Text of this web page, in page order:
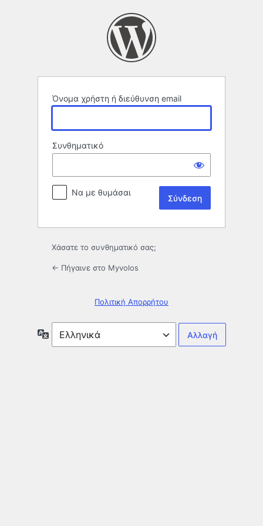
Όνομα χρήστη ή διεύθυνση email
Συνθηματικό
Να με θυμάσαι
Χάσατε το συνθηματικό σας;
← Πήγαινε στο Myvolos
Πολιτική Απορρήτου
Γλώσσα